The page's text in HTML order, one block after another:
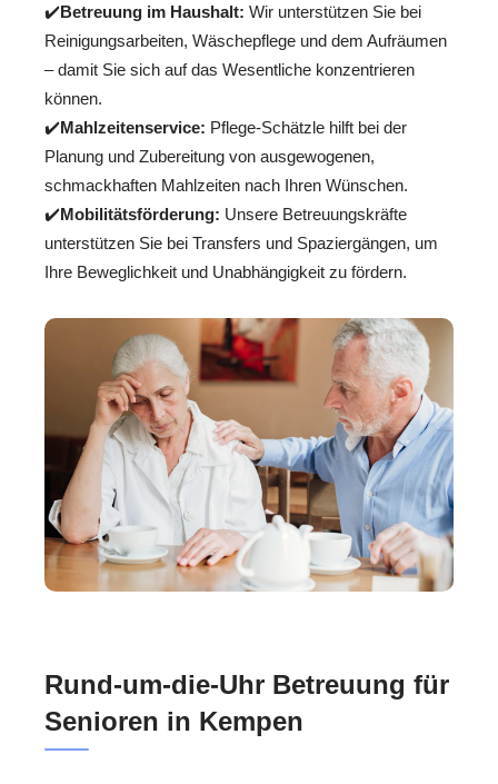
✔️Betreuung im Haushalt: Wir unterstützen Sie bei
Reinigungsarbeiten, Wäschepflege und dem Aufräumen
– damit Sie sich auf das Wesentliche konzentrieren
können.
✔️Mahlzeitenservice: Pflege-Schätzle hilft bei der
Planung und Zubereitung von ausgewogenen,
schmackhaften Mahlzeiten nach Ihren Wünschen.
✔️Mobilitätsförderung: Unsere Betreuungskräfte
unterstützen Sie bei Transfers und Spaziergängen, um
Ihre Beweglichkeit und Unabhängigkeit zu fördern.
Rund-um-die-Uhr Betreuung für
Senioren in Kempen